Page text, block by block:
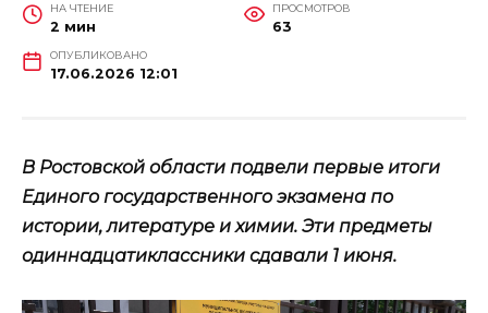
НА ЧТЕНИЕ
2 мин
ПРОСМОТРОВ
63
ОПУБЛИКОВАНО
17.06.2026 12:01
В Ростовской области подвели первые итоги
Единого государственного экзамена по
истории, литературе и химии. Эти предметы
одиннадцатиклассники сдавали 1 июня.